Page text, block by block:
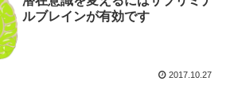
ルブレインが有効です
2017.10.27